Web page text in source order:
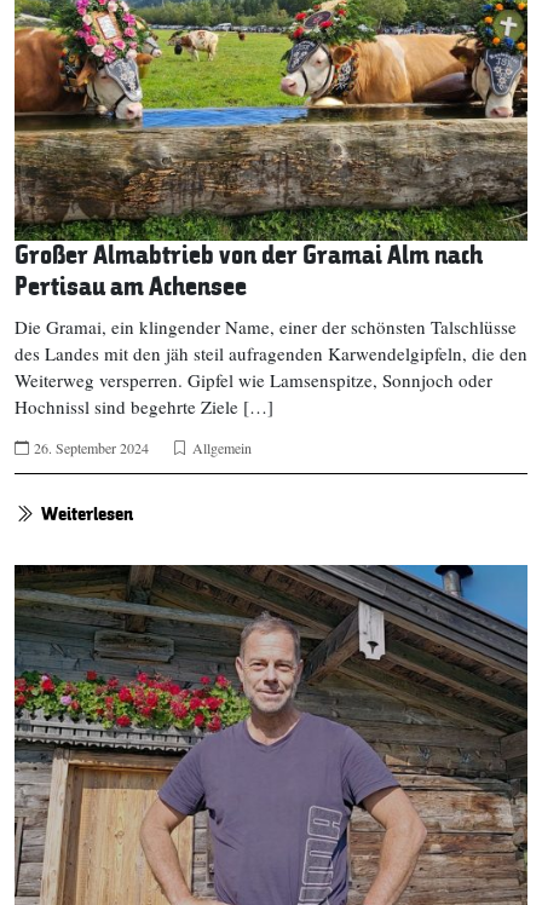
Großer Almabtrieb von der Gramai Alm nach
Pertisau am Achensee
Die Gramai, ein klingender Name, einer der schönsten Talschlüsse
des Landes mit den jäh steil aufragenden Karwendelgipfeln, die den
Weiterweg versperren. Gipfel wie Lamsenspitze, Sonnjoch oder
Hochnissl sind begehrte Ziele […]
26. September 2024 Allgemein
Weiterlesen